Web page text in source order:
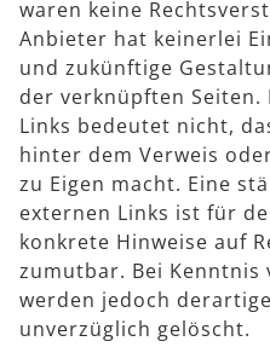
waren keine
Anbieter hat keinerlei
und zukünftige
der verknüpften Seiten.
Links bedeutet nicht,
hinter dem Verweis
zu Eigen macht. Eine
externen Links ist für
konkrete Hinweise auf
zumutbar. Bei Kenntnis
werden jedoch
unverzüglich gelöscht.